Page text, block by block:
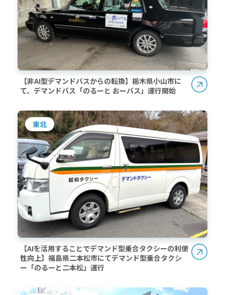
【非AI型デマンドバスからの転換】栃木県小山市に
て、デマンドバス「のるーと おーバス」運行開始
東北
【AIを活用することでデマンド型乗合タクシーの利便
性向上】福島県二本松市にてデマンド型乗合タクシ
ー「のるーと二本松」運行